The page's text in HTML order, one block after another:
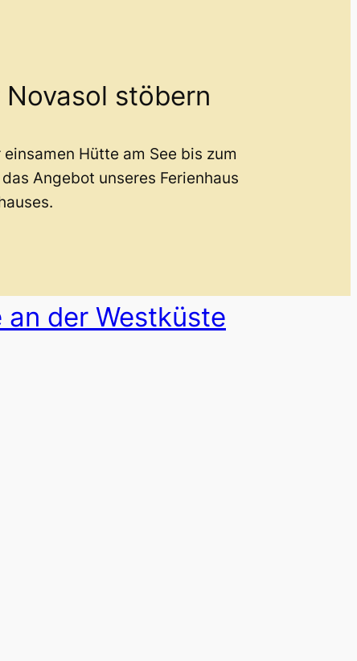
stöbern
Hütte am See bis zum
Angebot unseres Ferienhaus
der Westküste